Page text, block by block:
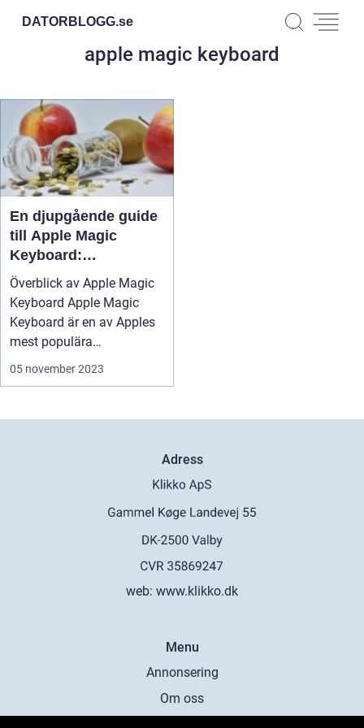
DATORBLOGG.se
apple magic keyboard
En djupgående guide
till Apple Magic
Keyboard:
Funktioner, sorter och
historik
Överblick av Apple Magic
Keyboard Apple Magic
Keyboard är en av Apples
mest populära
tangentbord som...
05 november 2023
Adress
web: www.klikko.dk
Menu
Annonsering
Om oss